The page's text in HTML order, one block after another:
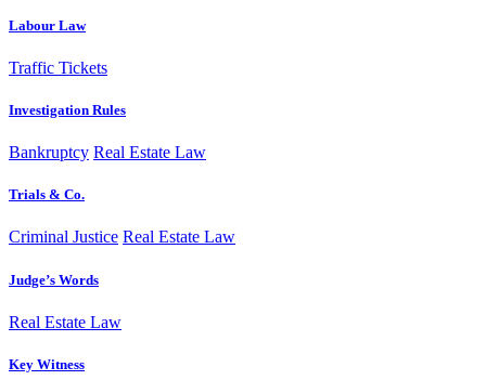
Labour Law
Traffic Tickets
Investigation Rules
Bankruptcy Real Estate Law
Trials & Co.
Criminal Justice Real Estate Law
Judge’s Words
Real Estate Law
Key Witness